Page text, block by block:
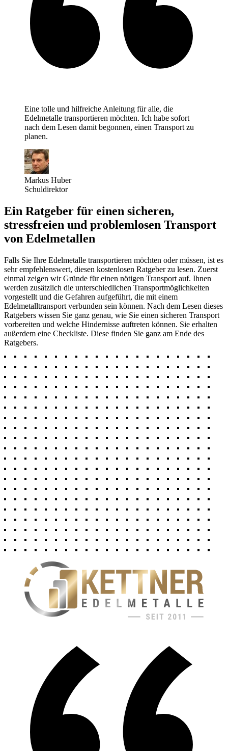
Eine tolle und hilfreiche Anleitung für alle, die
Edelmetalle transportieren möchten. Ich habe sofort
nach dem Lesen damit begonnen, einen Transport zu
planen.
Markus Huber
Schuldirektor
Ein Ratgeber für einen sicheren,
stressfreien und problemlosen Transport
von Edelmetallen
Falls Sie Ihre Edelmetalle transportieren möchten oder müssen, ist es
sehr empfehlenswert, diesen kostenlosen Ratgeber zu lesen. Zuerst
einmal zeigen wir Gründe für einen nötigen Transport auf. Ihnen
werden zusätzlich die unterschiedlichen Transportmöglichkeiten
vorgestellt und die Gefahren aufgeführt, die mit einem
Edelmetalltransport verbunden sein können. Nach dem Lesen dieses
Ratgebers wissen Sie ganz genau, wie Sie einen sicheren Transport
vorbereiten und welche Hindernisse auftreten können. Sie erhalten
außerdem eine Checkliste. Diese finden Sie ganz am Ende des
Ratgebers.